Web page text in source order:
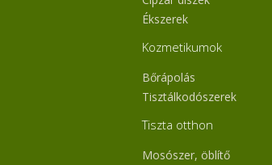
Ékszerek
Kozmetikumok
Bőrápolás
Tisztálkodószerek
Tiszta otthon
Mosószer, öblítő